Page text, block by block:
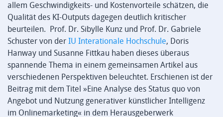
allem Geschwindigkeits- und Kostenvorteile schätzen, die
Qualität des KI-Outputs dagegen deutlich kritischer
beurteilen. Prof. Dr. Sibylle Kunz und Prof. Dr. Gabriele
Schuster von der IU Interationale Hochschule, Doris
Hanway und Susanne Fittkau haben dieses überaus
spannende Thema in einem gemeinsamen Artikel aus
verschiedenen Perspektiven beleuchtet. Erschienen ist der
Beitrag mit dem Titel »Eine Analyse des Status quo von
Angebot und Nutzung generativer künstlicher Intelligenz
im Onlinemarketing« in dem Herausgeberwerk